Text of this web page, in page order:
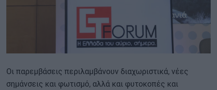
Οι παρεμβάσεις περιλαμβάνουν διαχωριστικά, νέες
σημάνσεις και φωτισμό, αλλά και φυτοκοπές και